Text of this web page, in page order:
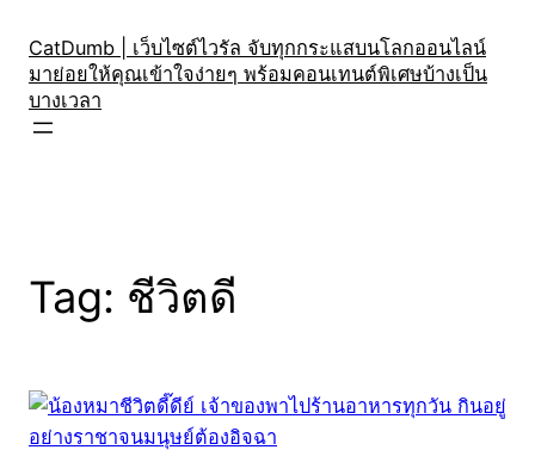
content
CatDumb | เว็บไซต์ไวรัล จับทุกกระแสบนโลกออนไลน์
มาย่อยให้คุณเข้าใจง่ายๆ พร้อมคอนเทนต์พิเศษบ้างเป็น
บางเวลา
Tag: ชีวิตดี